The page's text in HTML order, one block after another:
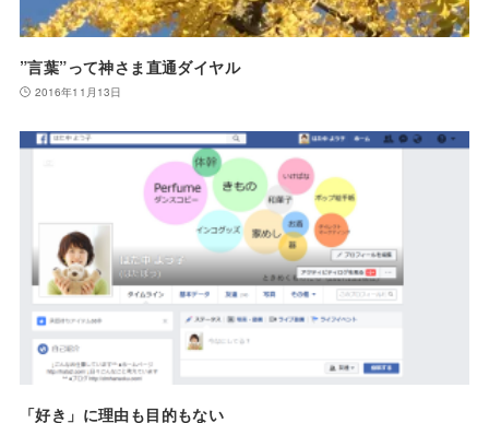
”言葉”って神さま直通ダイヤル
2016年11月13日
「好き」に理由も目的もない